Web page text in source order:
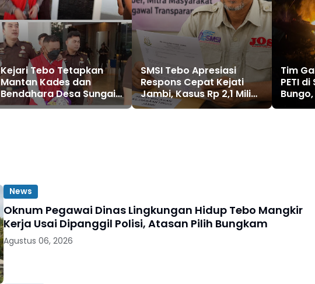
Kejari Tebo Tetapkan
Mantan Kades dan
Bendahara Desa Sungai
Pandan Tersangka
SMSI Tebo Apresiasi
Respons Cepat Kejati
Jambi, Kasus Rp 2,1 Miliar
PUPR Tebo Kembali
Tim
PETI
Bungo,
News
Oknum Pegawai Dinas Lingkungan Hidup Tebo Mangkir
Kerja Usai Dipanggil Polisi, Atasan Pilih Bungkam
Agustus 06, 2026